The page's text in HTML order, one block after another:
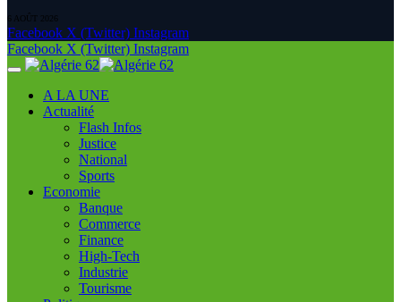
6 AOÛT 2026
Facebook X (Twitter) Instagram
Facebook X (Twitter) Instagram
A LA UNE
Actualité
Flash Infos
Justice
National
Sports
Economie
Banque
Commerce
Finance
High-Tech
Industrie
Tourisme